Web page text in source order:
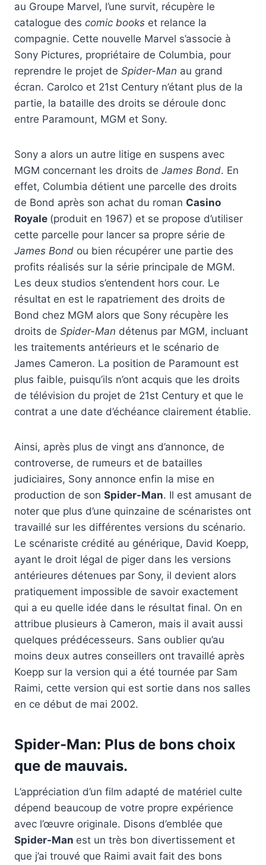
au Groupe Marvel, l’une survit, récupère le
catalogue des comic books et relance la
compagnie. Cette nouvelle Marvel s’associe à
Sony Pictures, propriétaire de Columbia, pour
reprendre le projet de Spider-Man au grand
écran. Carolco et 21st Century n’étant plus de la
partie, la bataille des droits se déroule donc
entre Paramount, MGM et Sony.
Sony a alors un autre litige en suspens avec
MGM concernant les droits de James Bond. En
effet, Columbia détient une parcelle des droits
de Bond après son achat du roman Casino
Royale (produit en 1967) et se propose d’utiliser
cette parcelle pour lancer sa propre série de
James Bond ou bien récupérer une partie des
profits réalisés sur la série principale de MGM.
Les deux studios s’entendent hors cour. Le
résultat en est le rapatriement des droits de
Bond chez MGM alors que Sony récupère les
droits de Spider-Man détenus par MGM, incluant
les traitements antérieurs et le scénario de
James Cameron. La position de Paramount est
plus faible, puisqu’ils n’ont acquis que les droits
de télévision du projet de 21st Century et que le
contrat a une date d’échéance clairement établie.
Ainsi, après plus de vingt ans d’annonce, de
controverse, de rumeurs et de batailles
judiciaires, Sony annonce enfin la mise en
production de son Spider-Man. Il est amusant de
noter que plus d’une quinzaine de scénaristes ont
travaillé sur les différentes versions du scénario.
Le scénariste crédité au générique, David Koepp,
ayant le droit légal de piger dans les versions
antérieures détenues par Sony, il devient alors
pratiquement impossible de savoir exactement
qui a eu quelle idée dans le résultat final. On en
attribue plusieurs à Cameron, mais il avait aussi
quelques prédécesseurs. Sans oublier qu’au
moins deux autres conseillers ont travaillé après
Koepp sur la version qui a été tournée par Sam
Raimi, cette version qui est sortie dans nos salles
en ce début de mai 2002.
Spider-Man: Plus de bons choix
que de mauvais.
L’appréciation d’un film adapté de matériel culte
dépend beaucoup de votre propre expérience
avec l’œuvre originale. Disons d’emblée que
Spider-Man est un très bon divertissement et
que j’ai trouvé que Raimi avait fait des bons